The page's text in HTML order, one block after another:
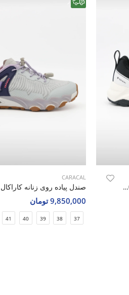
صندل پیاده روی زنانه کاراکال Caracal Caracal 4601 W
CARACAL
9,850,000 تومان
37
38
39
40
41